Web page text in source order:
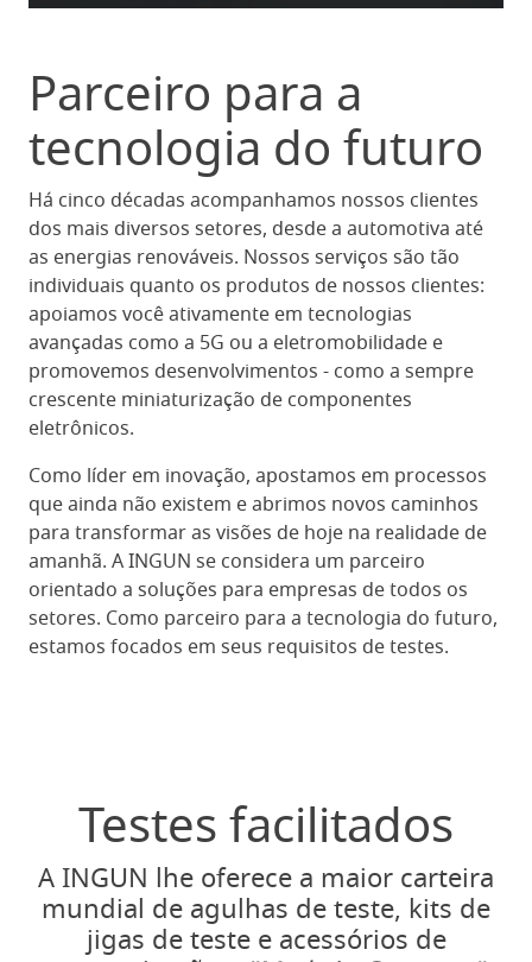
Parceiro para a
tecnologia do futuro
Há cinco décadas acompanhamos nossos clientes
dos mais diversos setores, desde a automotiva até
as energias renováveis. Nossos serviços são tão
individuais quanto os produtos de nossos clientes:
apoiamos você ativamente em tecnologias
avançadas como a 5G ou a eletromobilidade e
promovemos desenvolvimentos - como a sempre
crescente miniaturização de componentes
eletrônicos.
Como líder em inovação, apostamos em processos
que ainda não existem e abrimos novos caminhos
para transformar as visões de hoje na realidade de
amanhã. A INGUN se considera um parceiro
orientado a soluções para empresas de todos os
setores. Como parceiro para a tecnologia do futuro,
estamos focados em seus requisitos de testes.
Testes facilitados
A INGUN lhe oferece a maior carteira
mundial de agulhas de teste, kits de
jigas de teste e acessórios de